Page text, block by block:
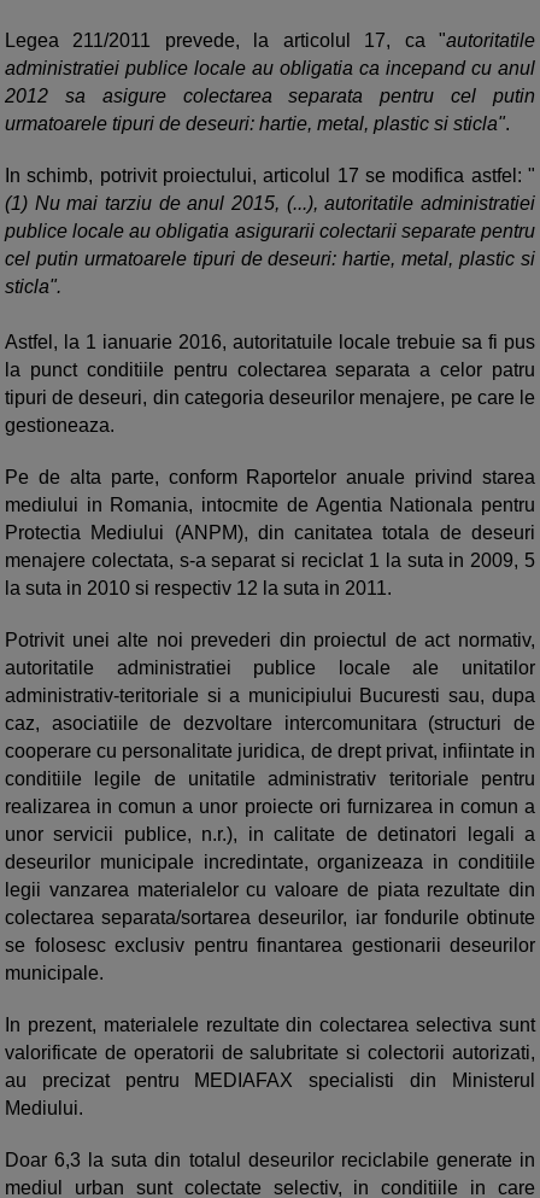
Legea 211/2011 prevede, la articolul 17, ca "autoritatile
administratiei publice locale au obligatia ca incepand cu anul
2012 sa asigure colectarea separata pentru cel putin
urmatoarele tipuri de deseuri: hartie, metal, plastic si sticla".
In schimb, potrivit proiectului, articolul 17 se modifica astfel: "
(1) Nu mai tarziu de anul 2015, (...), autoritatile administratiei
publice locale au obligatia asigurarii colectarii separate pentru
cel putin urmatoarele tipuri de deseuri: hartie, metal, plastic si
sticla".
Astfel, la 1 ianuarie 2016, autoritatuile locale trebuie sa fi pus
la punct conditiile pentru colectarea separata a celor patru
tipuri de deseuri, din categoria deseurilor menajere, pe care le
gestioneaza.
Pe de alta parte, conform Raportelor anuale privind starea
mediului in Romania, intocmite de Agentia Nationala pentru
Protectia Mediului (ANPM), din canitatea totala de deseuri
menajere colectata, s-a separat si reciclat 1 la suta in 2009, 5
la suta in 2010 si respectiv 12 la suta in 2011.
Potrivit unei alte noi prevederi din proiectul de act normativ,
autoritatile administratiei publice locale ale unitatilor
administrativ-teritoriale si a municipiului Bucuresti sau, dupa
caz, asociatiile de dezvoltare intercomunitara (structuri de
cooperare cu personalitate juridica, de drept privat, infiintate in
conditiile legile de unitatile administrativ teritoriale pentru
realizarea in comun a unor proiecte ori furnizarea in comun a
unor servicii publice, n.r.), in calitate de detinatori legali a
deseurilor municipale incredintate, organizeaza in conditiile
legii vanzarea materialelor cu valoare de piata rezultate din
colectarea separata/sortarea deseurilor, iar fondurile obtinute
se folosesc exclusiv pentru finantarea gestionarii deseurilor
municipale.
In prezent, materialele rezultate din colectarea selectiva sunt
valorificate de operatorii de salubritate si colectorii autorizati,
au precizat pentru MEDIAFAX specialisti din Ministerul
Mediului.
Doar 6,3 la suta din totalul deseurilor reciclabile generate in
mediul urban sunt colectate selectiv, in conditiile in care